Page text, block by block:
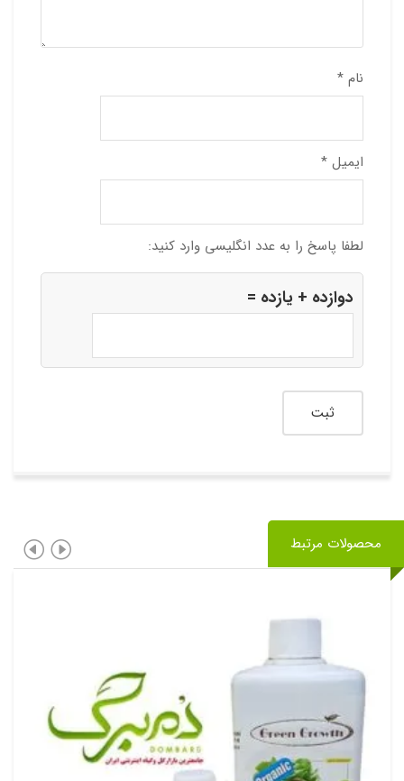
نام *
ایمیل *
لطفا پاسخ را به عدد انگلیسی وارد کنید:
دوازده + یازده =
محصولات مرتبط